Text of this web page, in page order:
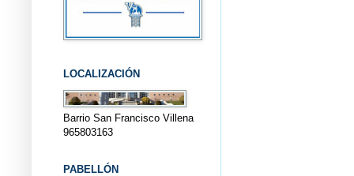
LOCALIZACIÓN
Barrio San Francisco Villena
965803163
PABELLÓN